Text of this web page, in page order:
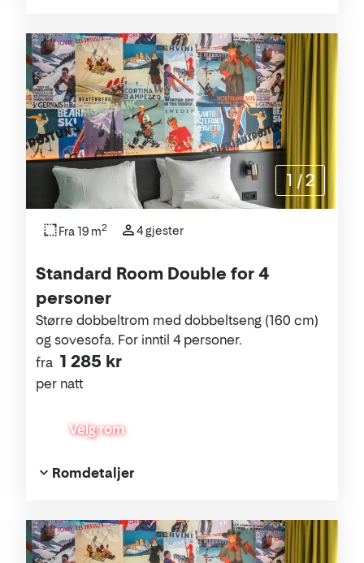
Standard Room Double for 4
personer
fra 1 285 kr
per natt
Større dobbeltrom med dobbeltseng (160 cm)
og sovesofa. For inntil 4 personer.
Velg rom
Fra 19 m2 4 gjester
Romdetaljer
1 /2